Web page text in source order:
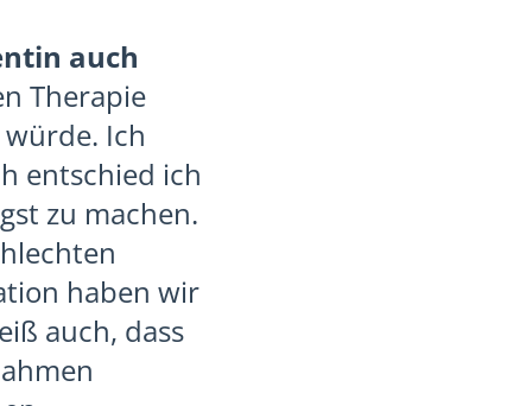
auch
Therapie
Ich
entschied ich
zu machen.
haben wir
auch, dass